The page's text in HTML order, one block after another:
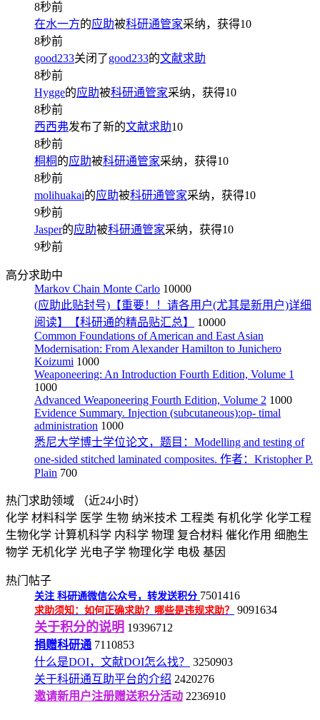
8秒前
在水一方的应助被科研通管家采纳，获得10
8秒前
good233关闭了 good233的文献求助
8秒前
Hygge的应助被科研通管家采纳，获得10
8秒前
西西弗发布了新的文献求助10
8秒前
桐桐 的应助被科研通管家采纳，获得10
8秒前
molihuakai的应助被科研通管家采纳，获得10
9秒前
Jasper的应助被科研通管家采纳，获得10
9秒前
高分求助中
Markov Chain Monte Carlo 10000
(应助此贴封号)【重要！！请各用户(尤其是新用户)详细
阅读】【科研通的精品贴汇总】
10000
Common Foundations of American and East Asian
Modernisation: From Alexander Hamilton to Junichero
Koizumi 1000
Weaponeering: An Introduction Fourth Edition, Volume 1
1000
Advanced Weaponeering Fourth Edition, Volume 2 1000
Evidence Summary. Injection (subcutaneous):op- timal
administration 1000
悉尼大学博士学位论文，题目：Modelling and testing of
one-sided stitched laminated composites. 作者：Kristopher P.
Plain 700
热门求助领域
（近24小时）
化学 材料科学 医学 生物 纳米技术 工程类 有机化学 化学工程
生物化学 计算机科学 内科学 物理 复合材料 催化作用 细胞生
物学 无机化学 光电子学 物理化学 电极 基因
热门帖子
关注 科研通微信公众号，转发送积分 7501416
求助须知：如何正确求助？哪些是违规求助？ 9091634
关于积分的说明 19396712
捐赠科研通 7110853
什么是DOI，文献DOI怎么找？
3250903
关于科研通互助平台的介绍 2420276
邀请新用户注册赠送积分活动 2236910